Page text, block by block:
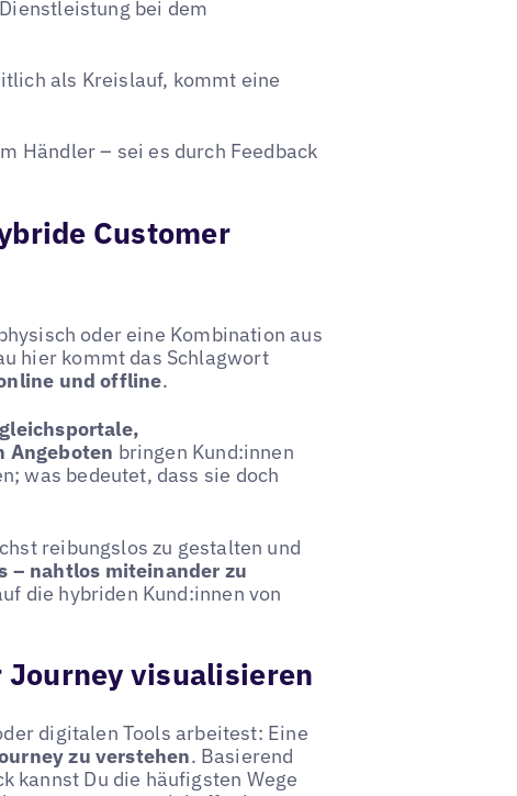
bei dem
als Kreislauf, kommt eine
Händler – sei es durch Feedback
Customer
oder eine Kombination aus
hier kommt das Schlagwort
und offline.
Angeboten bringen Kund:innen
was bedeutet, dass sie doch
reibungslos zu gestalten und
– nahtlos miteinander zu
die hybriden Kund:innen von
Journey visualisieren
digitalen Tools arbeitest: Eine
zu verstehen. Basierend
kannst Du die häufigsten Wege